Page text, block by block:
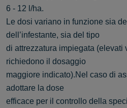
6 - 12 l/ha.
Le dosi variano in funzione sia
dell’infestante, sia del tipo
di attrezzatura impiegata (elevati
richiedono il dosaggio
maggiore indicato).Nel caso di
adottare la dose
efficace per il controllo della